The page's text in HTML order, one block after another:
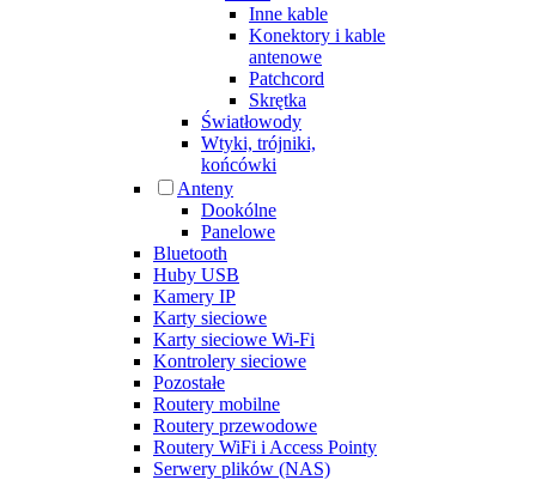
Inne kable
Konektory i kable
antenowe
Patchcord
Skrętka
Światłowody
Wtyki, trójniki,
końcówki
Anteny
Dookólne
Panelowe
Bluetooth
Huby USB
Kamery IP
Karty sieciowe
Karty sieciowe Wi-Fi
Kontrolery sieciowe
Pozostałe
Routery mobilne
Routery przewodowe
Routery WiFi i Access Pointy
Serwery plików (NAS)